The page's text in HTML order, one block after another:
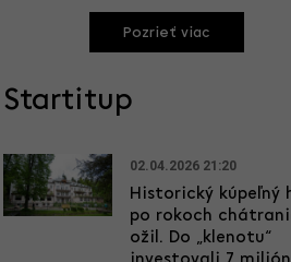
Pozrieť viac
Startitup
02.04.2026 21:20
Historický kúpeľný
po rokoch
ožil. Do „klenotu“